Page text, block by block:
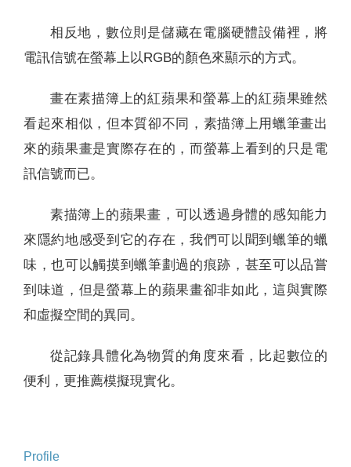
相反地，數位則是儲藏在電腦硬體設備裡，將
電訊信號在螢幕上以RGB的顏色來顯示的方式。
畫在素描簿上的紅蘋果和螢幕上的紅蘋果雖然
看起來相似，但本質卻不同，素描簿上用蠟筆畫出
來的蘋果畫是實際存在的，而螢幕上看到的只是電
訊信號而已。
素描簿上的蘋果畫，可以透過身體的感知能力
來隱約地感受到它的存在，我們可以聞到蠟筆的蠟
味，也可以觸摸到蠟筆劃過的痕跡，甚至可以品嘗
到味道，但是螢幕上的蘋果畫卻非如此，這與實際
和虛擬空間的異同。
從記錄具體化為物質的角度來看，比起數位的
便利，更推薦模擬現實化。
Profile